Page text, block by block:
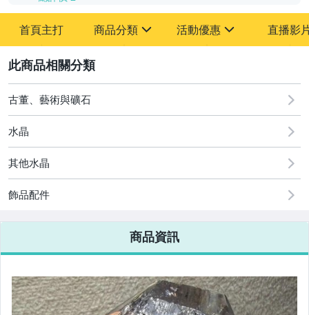
首頁主打 商品分類
其它
活動優惠
[全店] 周年慶
[全店] 粉絲專享
直播影
古董、藝術與礦石
水晶
其他水晶
飾品配件
商品資訊